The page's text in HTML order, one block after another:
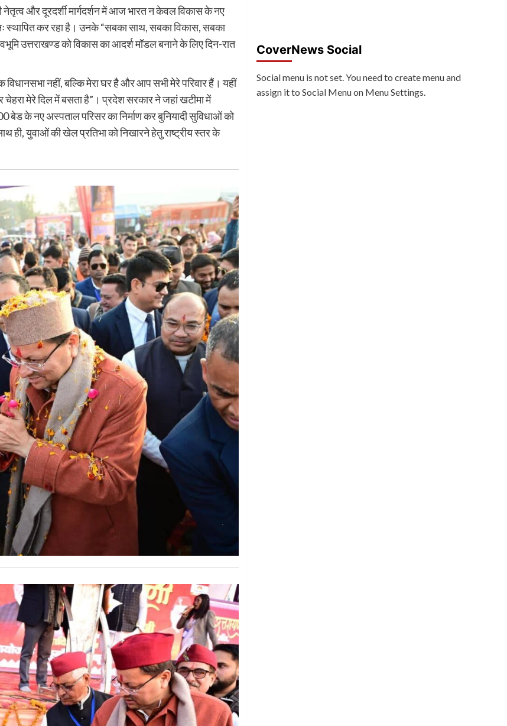
और दूरदर्शी मार्गदर्शन में आज भारत न केवल विकास के नए
स्थापित कर रहा है। उनके “सबका साथ, सबका विकास, सबका
उत्तराखण्ड को विकास का आदर्श मॉडल बनाने के लिए दिन-रात
नहीं, बल्कि मेरा घर है और आप सभी मेरे परिवार हैं। यहीं
मेरे दिल में बसता है”। प्रदेश सरकार ने जहां खटीमा में
के नए अस्पताल परिसर का निर्माण कर बुनियादी सुविधाओं को
ही, युवाओं की खेल प्रतिभा को निखारने हेतु राष्ट्रीय स्तर के
CoverNews Social
Social menu is not set. You need to create menu and
assign it to Social Menu on Menu Settings.